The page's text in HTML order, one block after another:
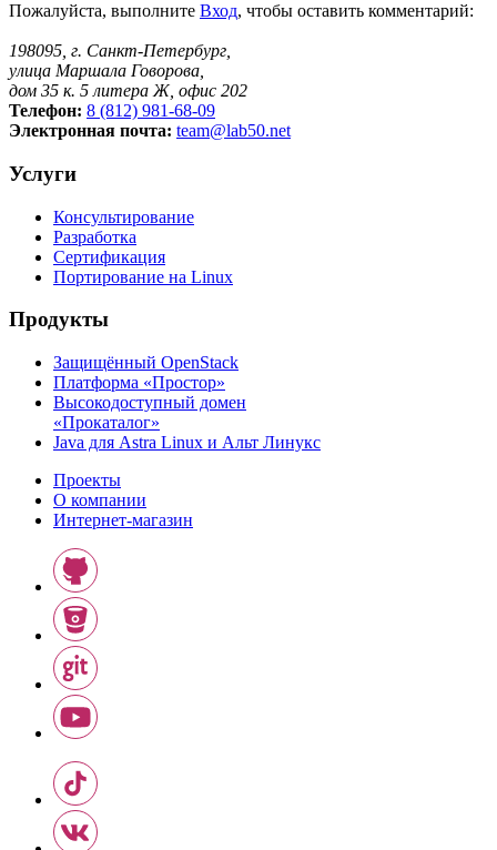
Пожалуйста, выполните Вход, чтобы оставить комментарий:
198095, г. Санкт-Петербург,
улица Маршала Говорова,
дом 35 к. 5 литера Ж, офис 202
Телефон: 8 (812) 981-68-09
Электронная почта: team@lab50.net
Услуги
Консультирование
Разработка
Сертификация
Портирование на Linux
Продукты
Защищённый OpenStack
Платформа «Простор»
Высокодоступный домен
«Прокаталог»
Java для Astra Linux и Альт Линукс
Проекты
О компании
Интернет-магазин